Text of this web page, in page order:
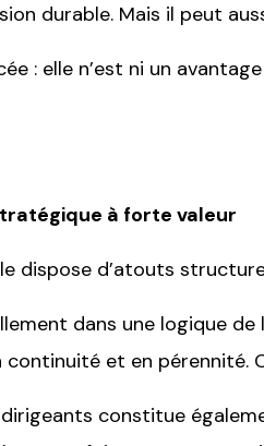
durable. Mais il peut
: elle n’est ni un
à forte valeur
dispose d’atouts
dans une logique
continuité et en pérennité.
constitue